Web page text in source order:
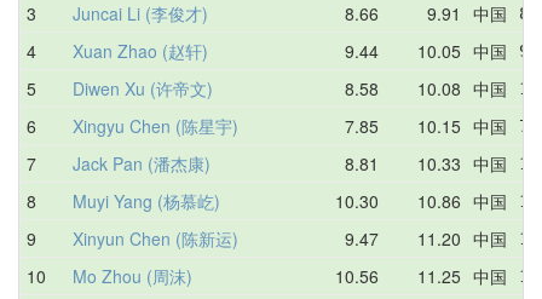
3 Juncai Li (李俊才) 8.66 9.91 中国
4 Xuan Zhao (赵轩) 9.44 10.05 中国
5 Diwen Xu (许帝文) 8.58 10.08 中国
6 Xingyu Chen (陈星宇) 7.85 10.15 中国
7 Jack Pan (潘杰康) 8.81 10.33 中国
8 Muyi Yang (杨慕屹) 10.30 10.86 中国
9 Xinyun Chen (陈新运) 9.47 11.20 中国
10 Mo Zhou (周沫) 10.56 11.25 中国